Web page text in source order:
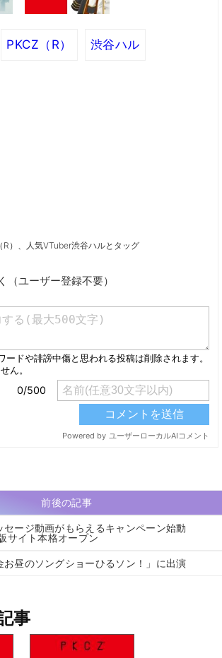
PKCZ（R） 渋谷ハル
R）、人気VTuber渋谷ハルとタッグ
（ユーザー登録不要）
前後の記事
ージ動画がもらえるキャンペーン始動
サイト本格オープン
お昼のソングショーひるソン！」に出演
事